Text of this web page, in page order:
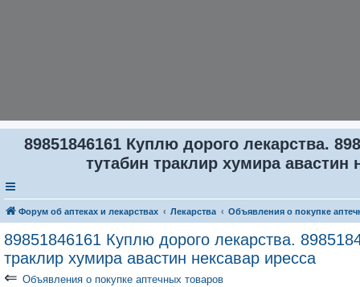
89851846161 Куплю дорого лекарства.
тутабин траклир хумира авастин
Форум об аптеках и лекарствах Лекарства Объявления о покупке
89851846161 Куплю дорого лекарства.
траклир хумира авастин нексавар иресса
⇐ Объявления о покупке аптечных товаров